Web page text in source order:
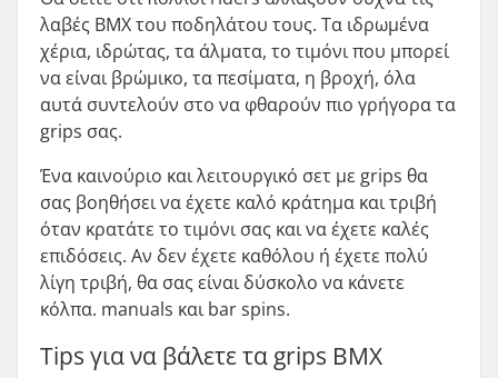
λαβές BMX του ποδηλάτου τους. Τα ιδρωμένα
χέρια, ιδρώτας, τα άλματα, το τιμόνι που μπορεί
να είναι βρώμικο, τα πεσίματα, η βροχή, όλα
αυτά συντελούν στο να φθαρούν πιο γρήγορα τα
grips σας.
Ένα καινούριο και λειτουργικό σετ με grips θα
σας βοηθήσει να έχετε καλό κράτημα και τριβή
όταν κρατάτε το τιμόνι σας και να έχετε καλές
επιδόσεις. Αν δεν έχετε καθόλου ή έχετε πολύ
λίγη τριβή, θα σας είναι δύσκολο να κάνετε
κόλπα. manuals και bar spins.
Tips για να βάλετε τα grips BMX